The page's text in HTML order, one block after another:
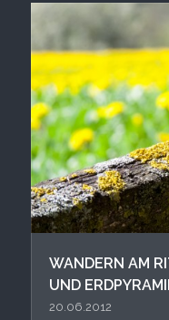
WANDERN AM
UND
20.06.2012